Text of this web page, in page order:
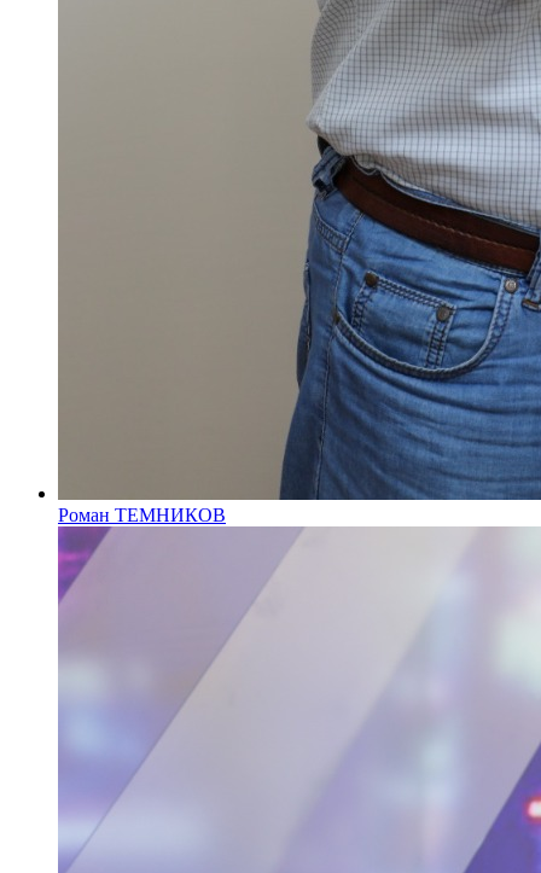
Роман ТЕМНИКОВ